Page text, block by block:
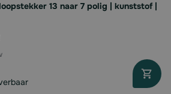
13 naar 7 polig | kunststof |